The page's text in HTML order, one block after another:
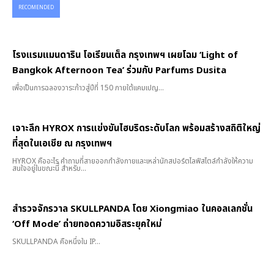
RECOMENDED
โรงแรมแมนดาริน โอเรียนเต็ล กรุงเทพฯ เผยโฉม ‘Light of
Bangkok Afternoon Tea’ ร่วมกับ Parfums Dusita
เพื่อเป็นการฉลองวาระก้าวสู่ปีที่ 150 ภายใต้แคมเปญ...
เจาะลึก HYROX การแข่งขันไฮบริดระดับโลก พร้อมสร้างสถิติใหญ่
ที่สุดในเอเชีย ณ กรุงเทพฯ
HYROX คืออะไร คำถามที่สายออกกำลังกายและเหล่านักสปอร์ตไลฟ์สไตล์กำลังให้ความ
สนใจอยู่ในขณะนี้ สำหรับ...
สำรวจจักรวาล SKULLPANDA โดย Xiongmiao ในคอลเลกชั่น
‘Off Mode’ ถ่ายทอดความอิสระยุคใหม่
SKULLPANDA คือหนึ่งใน IP...